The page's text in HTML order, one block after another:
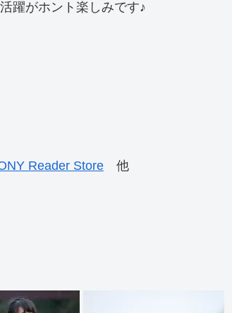
躍がホント楽しみです♪
Reader Store 他